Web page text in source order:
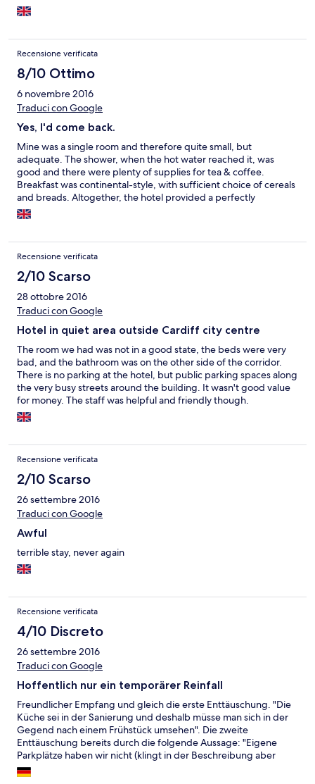
Recensione verificata
8/10 Ottimo
6 novembre 2016
Traduci con Google
Yes, I'd come back.
Mine was a single room and therefore quite small, but
adequate. The shower, when the hot water reached it, was
good and there were plenty of supplies for tea & coffee.
Breakfast was continental-style, with sufficient choice of cereals
and breads. Altogether, the hotel provided a perfectly
reasonable value-for-money stay and I'd be happy to use it
again.
Recensione verificata
2/10 Scarso
28 ottobre 2016
Traduci con Google
Hotel in quiet area outside Cardiff city centre
The room we had was not in a good state, the beds were very
bad, and the bathroom was on the other side of the corridor.
There is no parking at the hotel, but public parking spaces along
the very busy streets around the building. It wasn't good value
for money. The staff was helpful and friendly though.
Recensione verificata
2/10 Scarso
26 settembre 2016
Traduci con Google
Awful
terrible stay, never again
Recensione verificata
4/10 Discreto
26 settembre 2016
Traduci con Google
Hoffentlich nur ein temporärer Reinfall
Freundlicher Empfang und gleich die erste Enttäuschung. "Die
Küche sei in der Sanierung und deshalb müsse man sich in der
Gegend nach einem Frühstück umsehen". Die zweite
Enttäuschung bereits durch die folgende Aussage: "Eigene
Parkplätze haben wir nicht (klingt in der Beschreibung aber
anders), suchen Sie sich einen Parkplatz in den Seitenstraßen,
heute ist das aber schwierig, weil im nahe gelegenen Butepark